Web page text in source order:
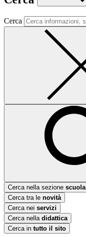
Cerca
Cerca nella sezione scuola
Cerca tra le novità
Cerca nei servizi
Cerca nella didattica
Cerca in tutto il sito